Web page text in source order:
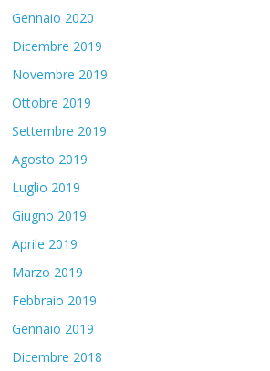
Gennaio 2020
Dicembre 2019
Novembre 2019
Ottobre 2019
Settembre 2019
Agosto 2019
Luglio 2019
Giugno 2019
Aprile 2019
Marzo 2019
Febbraio 2019
Gennaio 2019
Dicembre 2018